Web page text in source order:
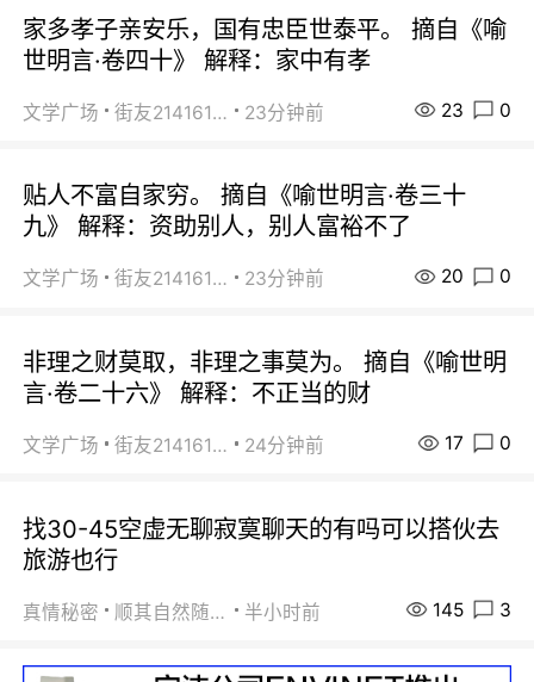
家多孝子亲安乐，国有忠臣世泰平。 摘自《喻
世明言·卷四十》 解释：家中有孝
文学广场 街友21416156 23分钟前 23 0
贴人不富自家穷。 摘自《喻世明言·卷三十
九》 解释：资助别人，别人富裕不了
文学广场 街友21416156 23分钟前 20 0
非理之财莫取，非理之事莫为。 摘自《喻世明
言·卷二十六》 解释：不正当的财
文学广场 街友21416156 24分钟前 17 0
找30-45空虚无聊寂寞聊天的有吗可以搭伙去
旅游也行
真情秘密 顺其自然随缘 半小时前 145 3